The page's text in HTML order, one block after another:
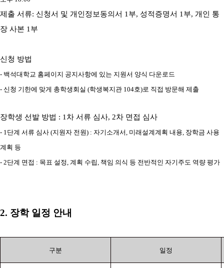
제출 서류: 신청서 및 개인정보동의서 1 부, 성적증명서 1 부, 개인 통
장 사본 1 부
신청 방법
- 백석대학교 홈페이지 공지사항에 있는 지원서 양식 다운로드
- 신청 기한에 맞게 총학생회실 (학생복지관 104호)로 직접 방문해 제출
장학생 선발 방법 : 1 차 서류 심사, 2차 면접 심사
- 1단계 서류 심사 (지원자 전원) : 자기소개서, 미래설계계획 내용, 장학금 사용
계획 등
- 2단계 면접 : 목표 설정, 계획 수립, 책임 의식 등 전반적인 자기주도 역량 평가
2. 장학 일정 안내
구분 일정